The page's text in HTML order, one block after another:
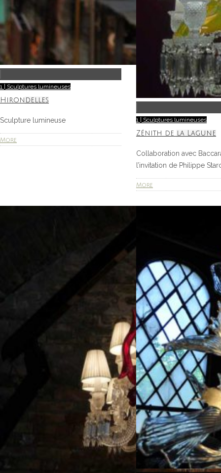
1 | Sculptures lumineuses
Hirondelles
Sculpture lumineuse
More
1 | Sculptures lumineuses
Zénith de la Lagune
Collaboration avec
l’invitation de Philippe
More